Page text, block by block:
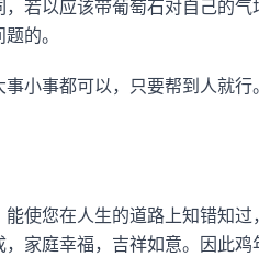
若以应该带葡萄石对自己的
的。
小事都可以，只要帮到人就
使您在人生的道路上知错知
家庭幸福，吉祥如意。因此